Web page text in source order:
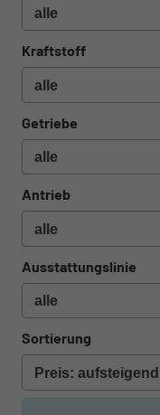
Kraftstoff
Getriebe
Antrieb
Ausstattungslinie
Sortierung